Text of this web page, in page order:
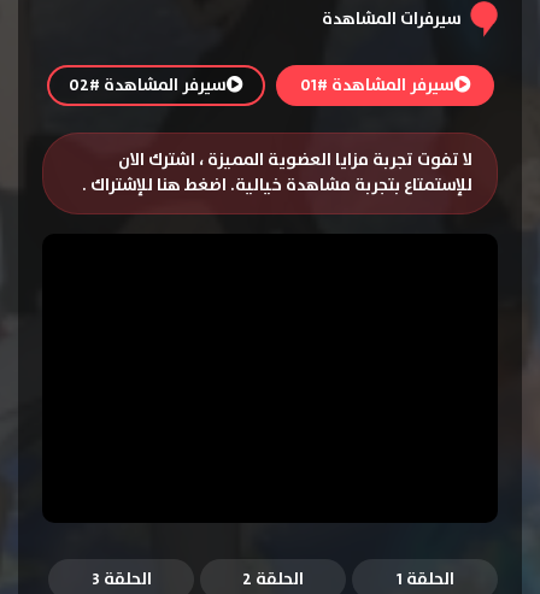
سيرفرات المشاهدة
سيرفر المشاهدة #01 سيرفر المشاهدة #02
لا تفوت تجربة مزايا العضوية المميزة ، اشترك الان
للإستمتاع بتجربة مشاهدة خيالية. اضغط هنا للإشتراك .
الحلقة 1 الحلقة 2
الحلقة 3